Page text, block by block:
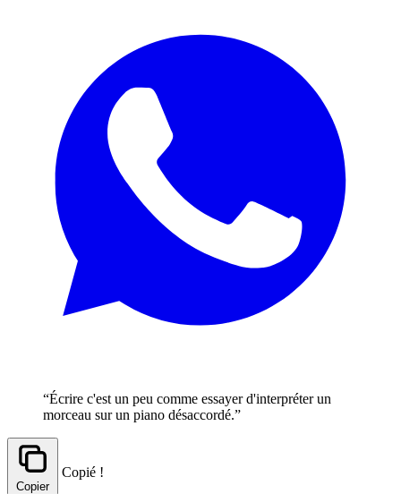
“Écrire c'est un peu comme essayer d'interpréter un
morceau sur un piano désaccordé.”
Copier
Copié !